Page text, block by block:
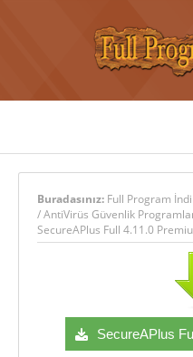
Buradasınız: Full Program
/AntiVirüs Güvenlik
SecureAPlus Full 4.11.0
SecureAPlus